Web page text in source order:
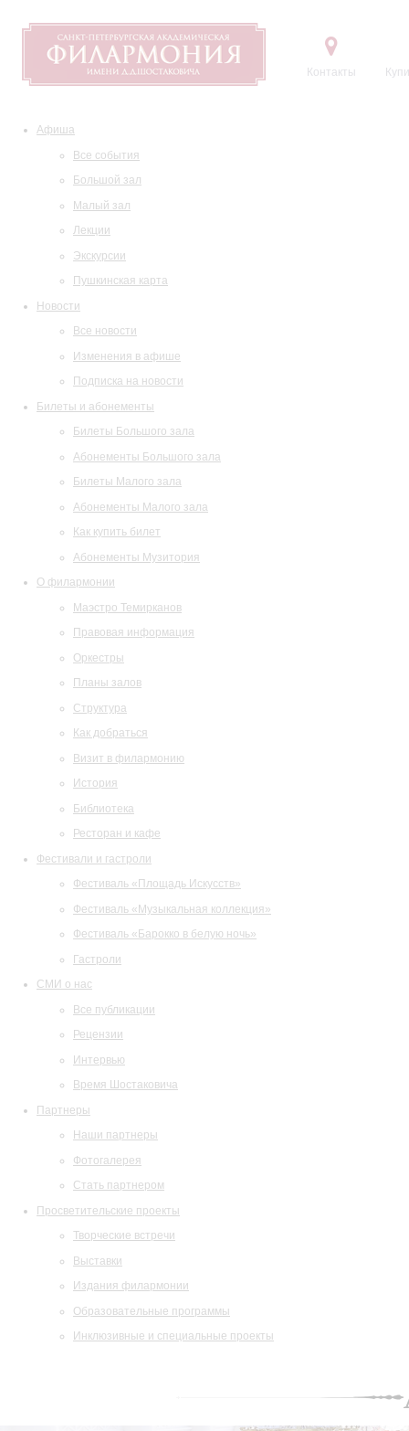
Контакты
Афиша
Все события
Большой зал
Малый зал
Лекции
Экскурсии
Пушкинская карта
Новости
Все новости
Изменения в афише
Подписка на новости
Билеты и абонементы
Билеты Большого зала
Абонементы Большого зала
Билеты Малого зала
Абонементы Малого зала
Как купить билет
Абонементы Музитория
О филармонии
Маэстро Темирканов
Правовая информация
Оркестры
Планы залов
Структура
Как добраться
Визит в филармонию
История
Библиотека
Ресторан и кафе
Фестивали и гастроли
Фестиваль «Площадь Искусств»
Фестиваль «Музыкальная коллекция»
Фестиваль «Барокко в белую ночь»
Гастроли
СМИ о нас
Все публикации
Рецензии
Интервью
Время Шостаковича
Партнеры
Наши партнеры
Фотогалерея
Стать партнером
Просветительские проекты
Творческие встречи
Выставки
Издания филармонии
Образовательные программы
Инклюзивные и специальные проекты